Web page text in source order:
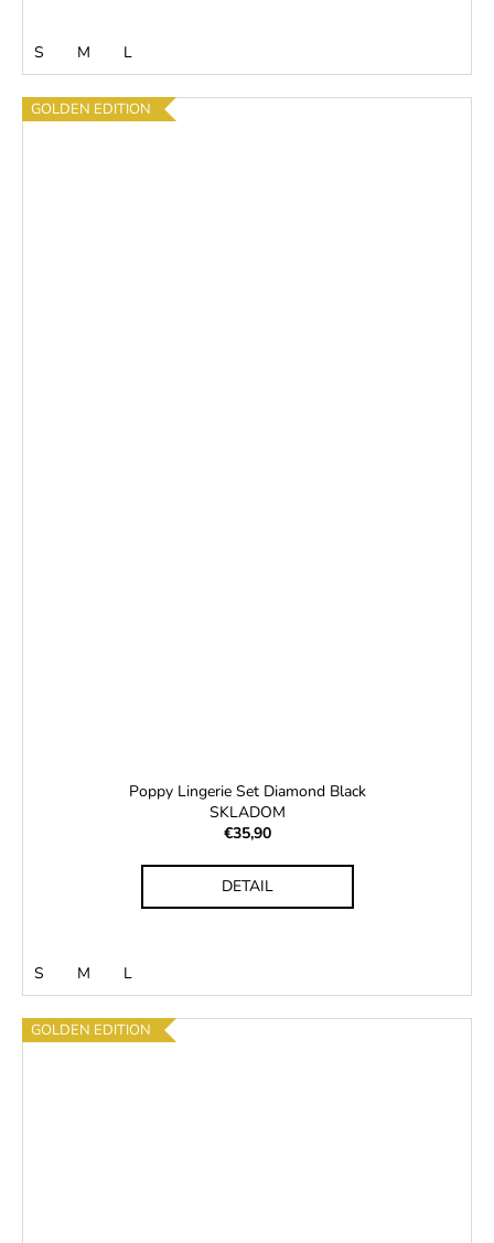
S M L
GOLDEN EDITION
Poppy Lingerie Set Diamond Black
SKLADOM
€35,90
DETAIL
S M L
GOLDEN EDITION